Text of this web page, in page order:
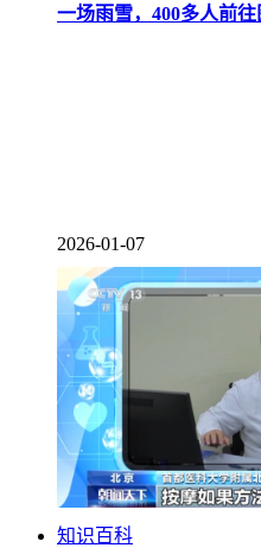
一场雨雪，400多人前
2026-01-07
知识百科